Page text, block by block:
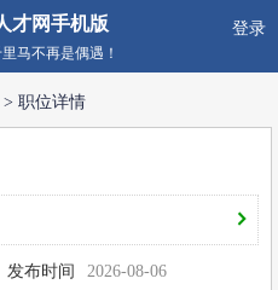
才网手机版
马不再是偶遇！
登录
> 职位详情
发布时间
2026-08-06